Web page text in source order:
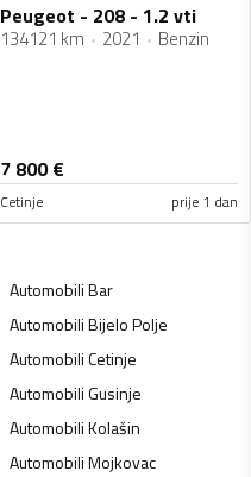
Peugeot - 208 - 1.2 vti
134121 km 2021 Benzin
7 800€
Cetinje prije 1 dan
AutomobiliBar
AutomobiliBijelo Polje
AutomobiliCetinje
AutomobiliGusinje
AutomobiliKolašin
AutomobiliMojkovac